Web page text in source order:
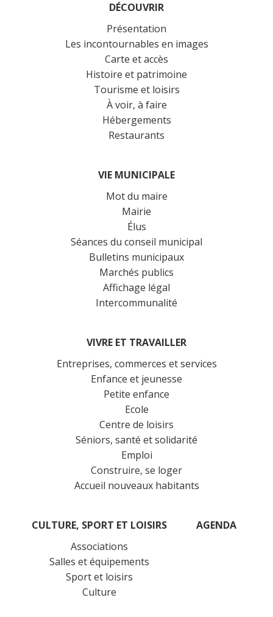
DÉCOUVRIR
Présentation
Les incontournables en images
Carte et accès
Histoire et patrimoine
Tourisme et loisirs
À voir, à faire
Hébergements
Restaurants
VIE MUNICIPALE
Mot du maire
Mairie
Élus
Séances du conseil municipal
Bulletins municipaux
Marchés publics
Affichage légal
Intercommunalité
VIVRE ET TRAVAILLER
Entreprises, commerces et services
Enfance et jeunesse
Petite enfance
Ecole
Centre de loisirs
Séniors, santé et solidarité
Emploi
Construire, se loger
Accueil nouveaux habitants
CULTURE, SPORT ET LOISIRS
Associations
Salles et équipements
Sport et loisirs
Culture
AGENDA